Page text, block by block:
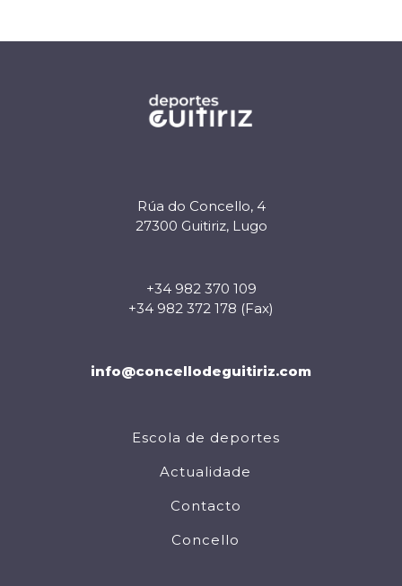
Rúa do Concello, 4
27300 Guitiriz, Lugo
+34 982 370 109
+34 982 372 178 (Fax)
info@concellodeguitiriz.com
Escola de deportes
Actualidade
Contacto
Concello